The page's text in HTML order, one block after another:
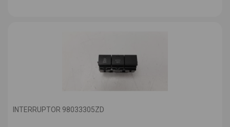
INTERRUPTOR 98033305ZD